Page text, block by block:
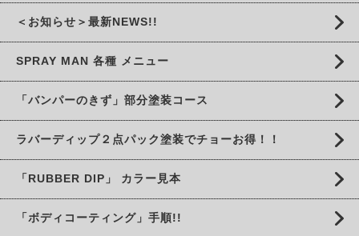
＜お知らせ＞最新NEWS!!
SPRAY MAN 各種 メニュー
「バンパーのきず」部分塗装コース
ラバーディップ２点パック塗装でチョーお得！！
「RUBBER DIP」 カラー見本
「ボディコーティング」手順!!